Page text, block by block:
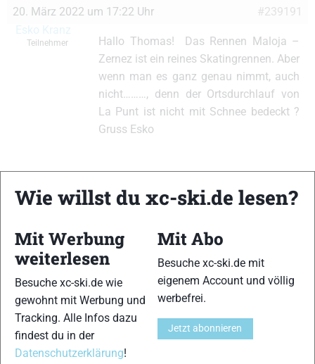
20. März 2022 um 17:22 Uhr
#239191
Esko Kranz
Teilnehmer
Hallo Thomas! Das Rennen Maloja –
Zernez ist ein reines Skatingrennen. Aber
wenn man es ganz genau nimmt, auch
nicht………, denn der Ortsdurchlauf von
La Punt ist nicht mit Schnee bedeckt ?
Gruss Esko
News aus dem Skilanglauf, Biathlon und der Nordischen
Kombination, einer Loipendatenbank,
und allem was du sonst noch über deine Lieblingssportarten
wissen solltest.
ObSkilanglauf-Anfänger oder Profi-Sportler, wir haben
immer ein offenes Ohr für dich! Du kannst uns jederzeit über
dasKontaktformularerreichen.
Wie willst du xc-ski.de lesen?
Mit Werbung
weiterlesen
Besuche xc-ski.de wie
gewohnt mit Werbung und
Tracking. Alle Infos dazu
findest du in der
Datenschutzerklärung!
Mit Abo
Besuche xc-ski.de mit
eigenem Account und völlig
werbefrei.
Jetzt abonnieren